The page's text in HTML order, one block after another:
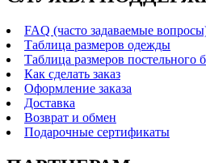
FAQ (часто задаваемые
Таблица размеров одежды
Таблица размеров постельного
Как сделать заказ
Оформление заказа
Доставка
Возврат и обмен
Подарочные сертификаты